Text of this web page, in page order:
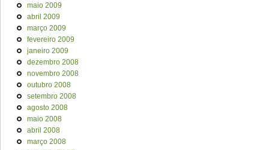
maio 2009
abril 2009
março 2009
fevereiro 2009
janeiro 2009
dezembro 2008
novembro 2008
outubro 2008
setembro 2008
agosto 2008
maio 2008
abril 2008
março 2008